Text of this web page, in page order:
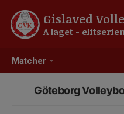
Matcher
Gislaved
A laget -
Göteborg